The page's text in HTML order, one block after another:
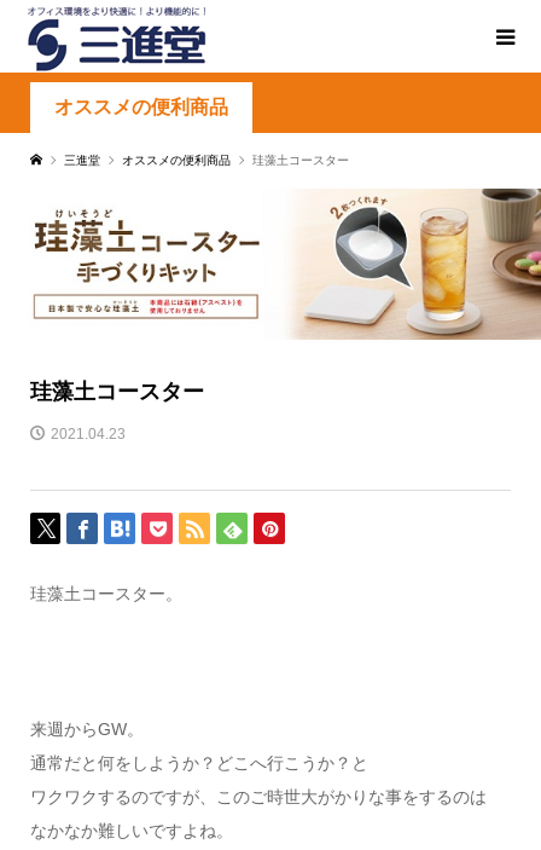
オススメの便利商品
三進堂 オススメの便利商品 珪藻土コースター
珪藻土コースター
2021.04.23
珪藻土コースター。
来週からGW。
通常だと何をしようか？どこへ行こうか？と
ワクワクするのですが、このご時世大がかりな事をするのは
なかなか難しいですよね。